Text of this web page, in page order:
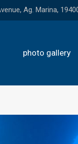
Ag. Marina,
photo gallery